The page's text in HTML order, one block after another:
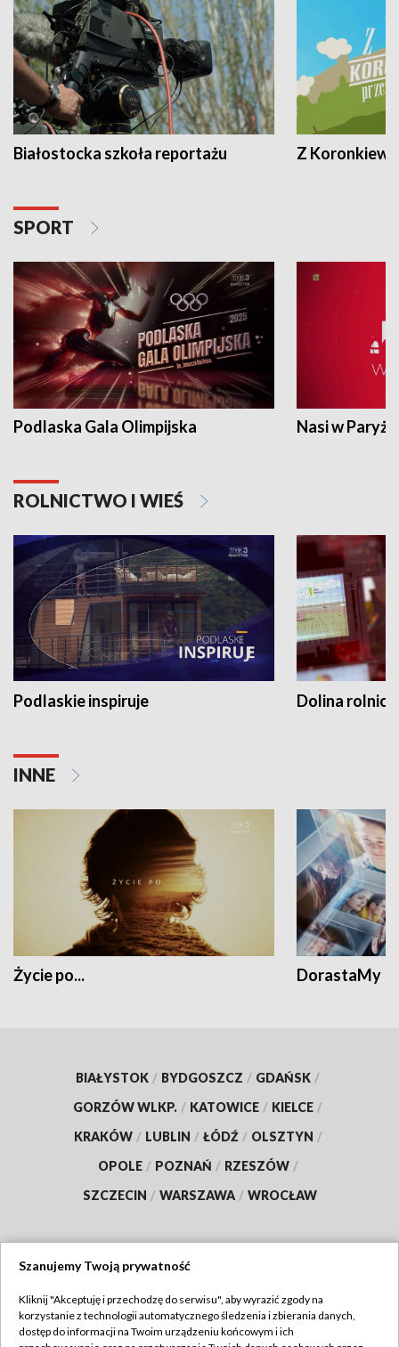
Białostocka szkoła reportażu Z
SPORT
Podlaska Gala Olimpijska Nasi w Paryżu
ROLNICTWO I WIEŚ
Podlaskie inspiruje Dolina
INNE
Życie po... DorastaMy
BIAŁYSTOK / BYDGOSZCZ / GDAŃSK /
GORZÓW WLKP. / KATOWICE / KIELCE /
KRAKÓW / LUBLIN / ŁÓDŹ / OLSZTYN /
OPOLE / POZNAŃ / RZESZÓW /
SZCZECIN / WARSZAWA / WROCŁAW
TVP
Szanujemy Twoją prywatność
Kliknij "Akceptuję i przechodzę do serwisu", aby wyrazić zgody na
korzystanie z technologii automatycznego śledzenia i zbierania danych,
dostęp do informacji na Twoim urządzeniu końcowym i ich